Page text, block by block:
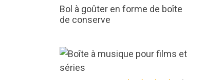
Bol à goûter en forme de boîte
de conserve